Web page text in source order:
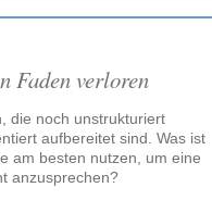
Faden verloren
die noch unstrukturiert
aufbereitet sind. Was ist
am besten nutzen, um eine
anzusprechen?